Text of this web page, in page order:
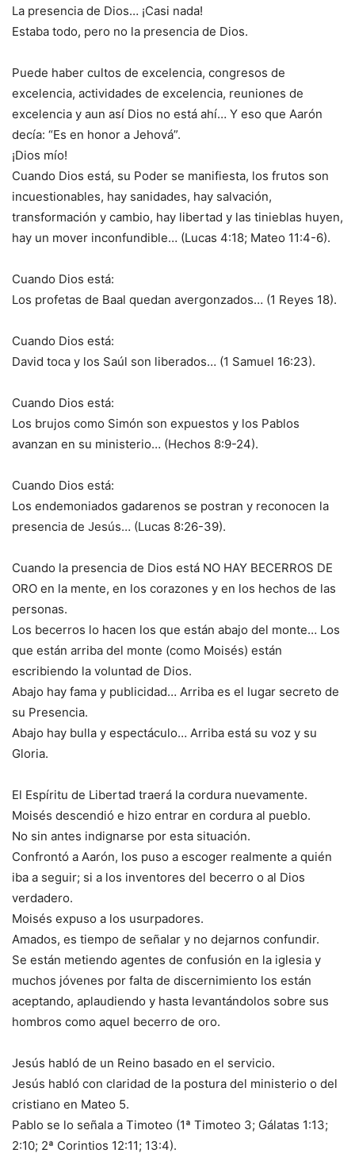
La presencia de Dios… ¡Casi nada!
Estaba todo, pero no la presencia de Dios.
Puede haber cultos de excelencia, congresos de
excelencia, actividades de excelencia, reuniones de
excelencia y aun así Dios no está ahí… Y eso que Aarón
decía: “Es en honor a Jehová”.
¡Dios mío!
Cuando Dios está, su Poder se manifiesta, los frutos son
incuestionables, hay sanidades, hay salvación,
transformación y cambio, hay libertad y las tinieblas huyen,
hay un mover inconfundible… (Lucas 4:18; Mateo 11:4-6).
Cuando Dios está:
Los profetas de Baal quedan avergonzados… (1 Reyes 18).
Cuando Dios está:
David toca y los Saúl son liberados… (1 Samuel 16:23).
Cuando Dios está:
Los brujos como Simón son expuestos y los Pablos
avanzan en su ministerio… (Hechos 8:9-24).
Cuando Dios está:
Los endemoniados gadarenos se postran y reconocen la
presencia de Jesús… (Lucas 8:26-39).
Cuando la presencia de Dios está NO HAY BECERROS DE
ORO en la mente, en los corazones y en los hechos de las
personas.
Los becerros lo hacen los que están abajo del monte… Los
que están arriba del monte (como Moisés) están
escribiendo la voluntad de Dios.
Abajo hay fama y publicidad… Arriba es el lugar secreto de
su Presencia.
Abajo hay bulla y espectáculo… Arriba está su voz y su
Gloria.
El Espíritu de Libertad traerá la cordura nuevamente.
Moisés descendió e hizo entrar en cordura al pueblo.
No sin antes indignarse por esta situación.
Confrontó a Aarón, los puso a escoger realmente a quién
iba a seguir; si a los inventores del becerro o al Dios
verdadero.
Moisés expuso a los usurpadores.
Amados, es tiempo de señalar y no dejarnos confundir.
Se están metiendo agentes de confusión en la iglesia y
muchos jóvenes por falta de discernimiento los están
aceptando, aplaudiendo y hasta levantándolos sobre sus
hombros como aquel becerro de oro.
Jesús habló de un Reino basado en el servicio.
Jesús habló con claridad de la postura del ministerio o del
cristiano en Mateo 5.
Pablo se lo señala a Timoteo (1ª Timoteo 3; Gálatas 1:13;
2:10; 2ª Corintios 12:11; 13:4).